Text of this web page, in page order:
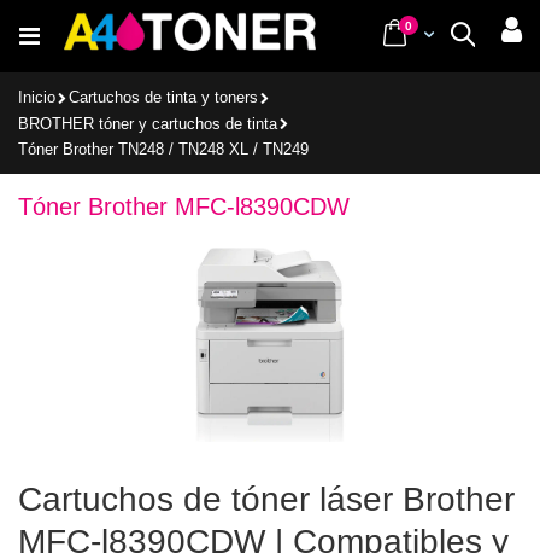
al
Buscar
Cart
0items
Inicio
Cartuchos de tinta y toners
BROTHER tóner y cartuchos de tinta
Tóner Brother TN248 / TN248 XL / TN249
Tóner Brother MFC-l8390CDW
Cartuchos de tóner láser Brother
MFC-l8390CDW | Compatibles y